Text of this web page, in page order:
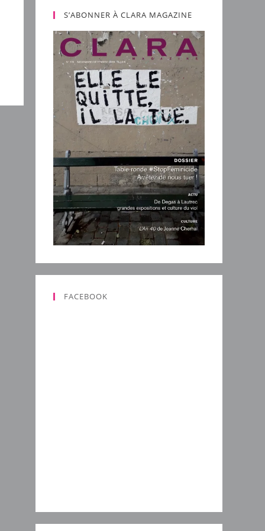
S’ABONNER À CLARA MAGAZINE
FACEBOOK